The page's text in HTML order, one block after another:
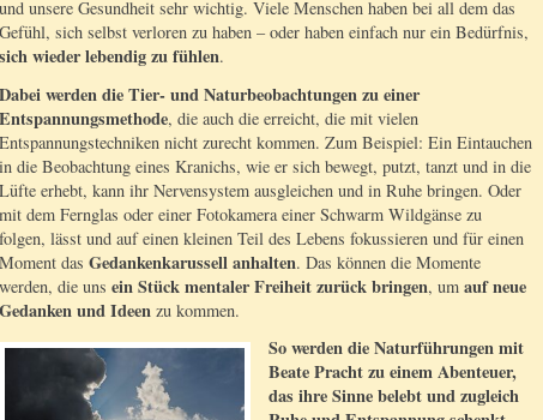
und unsere Gesundheit sehr wichtig. Viele Menschen haben bei all dem das
Gefühl, sich selbst verloren zu haben – oder haben einfach nur ein Bedürfnis,
sich wieder lebendig zu fühlen.
Dabei werden die Tier- und Naturbeobachtungen zu einer
Entspannungsmethode, die auch die erreicht, die mit vielen
Entspannungstechniken nicht zurecht kommen. Zum Beispiel: Ein Eintauchen
in die Beobachtung eines Kranichs, wie er sich bewegt, putzt, tanzt und in die
Lüfte erhebt, kann ihr Nervensystem ausgleichen und in Ruhe bringen. Oder
mit dem Fernglas oder einer Fotokamera einer Schwarm Wildgänse zu
folgen, lässt und auf einen kleinen Teil des Lebens fokussieren und für einen
Moment das Gedankenkarussell anhalten. Das können die Momente
werden, die uns ein Stück mentaler Freiheit zurück bringen, um auf neue
Gedanken und Ideen zu kommen.
So werden die Naturführungen mit
Beate Pracht zu einem Abenteuer,
das ihre Sinne belebt und zugleich